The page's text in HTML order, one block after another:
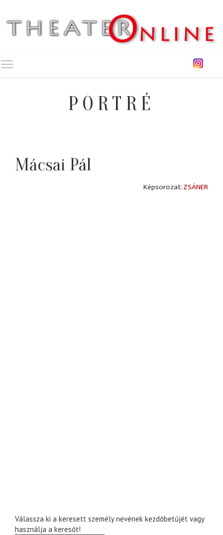
PORTRÉ
Mácsai Pál
ZSÁNER
Válassza ki a keresett személy nevének kezdőbetűjét vagy
használja a keresőt!